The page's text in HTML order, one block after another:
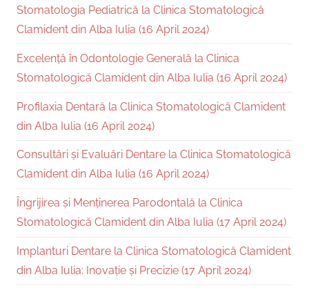
Stomatologia Pediatrică la Clinica Stomatologică
Clamident din Alba Iulia (16 April 2024)
Excelență în Odontologie Generală la Clinica
Stomatologică Clamident din Alba Iulia (16 April 2024)
Profilaxia Dentară la Clinica Stomatologică Clamident
din Alba Iulia (16 April 2024)
Consultări și Evaluări Dentare la Clinica Stomatologică
Clamident din Alba Iulia (16 April 2024)
Îngrijirea și Menținerea Parodontală la Clinica
Stomatologică Clamident din Alba Iulia (17 April 2024)
Implanturi Dentare la Clinica Stomatologică Clamident
din Alba Iulia: Inovație și Precizie (17 April 2024)